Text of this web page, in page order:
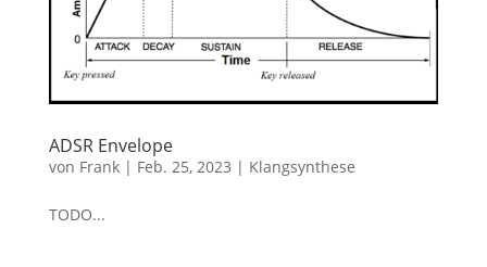
ADSR Envelope
von Frank| Feb. 25, 2023 | Klangsynthese
TODO...